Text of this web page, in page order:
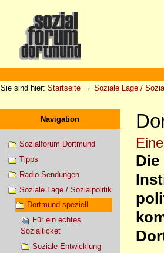
Werkzeuge
Sie sind hier: Startseite → Soziale Lage /
Navigation
Sozialforum Dortmund
Tipps
Radio-Sendungen
Soziale Lage / Sozialpolitik
Dortmund speziell
Für ein echtes
Sozialticket
Soziale Entwicklung